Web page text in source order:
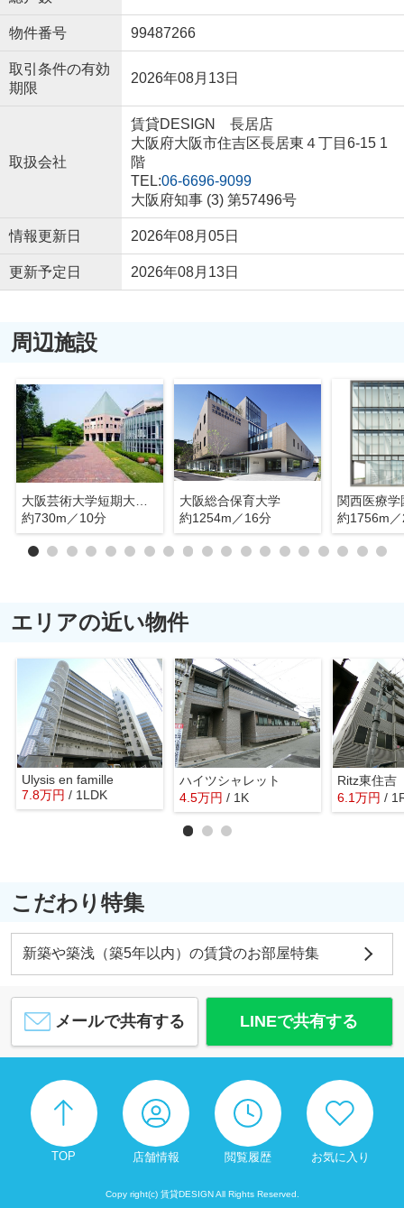
物件番号 99487266
取引条件の有効
期限
2026年08月13日
取扱会社
賃貸DESIGN 長居店
大阪府大阪市住吉区長居東４丁目6-15 1
階
TEL:06-6696-9099
大阪府知事 (3) 第57496号
情報更新日 2026年08月05日
更新予定日 2026年08月13日
周辺施設
大阪芸術大学短期大学部
約730m／10分
大阪総合保育大学
約1254m／16分
約1756m
エリアの近い物件
Ulysis en famille
7.8万円 / 1LDK
ハイツシャレット
4.5万円 / 1K
Ritz東住吉
6.1万円 /
こだわり特集
新築や築浅（築5年以内）の賃貸のお部屋特集
メールで共有する LINEで共有する
TOP 店舗情報 閲覧履歴 お気に入り
Copy right(c) 賃貸DESIGN All Rights Reserved.